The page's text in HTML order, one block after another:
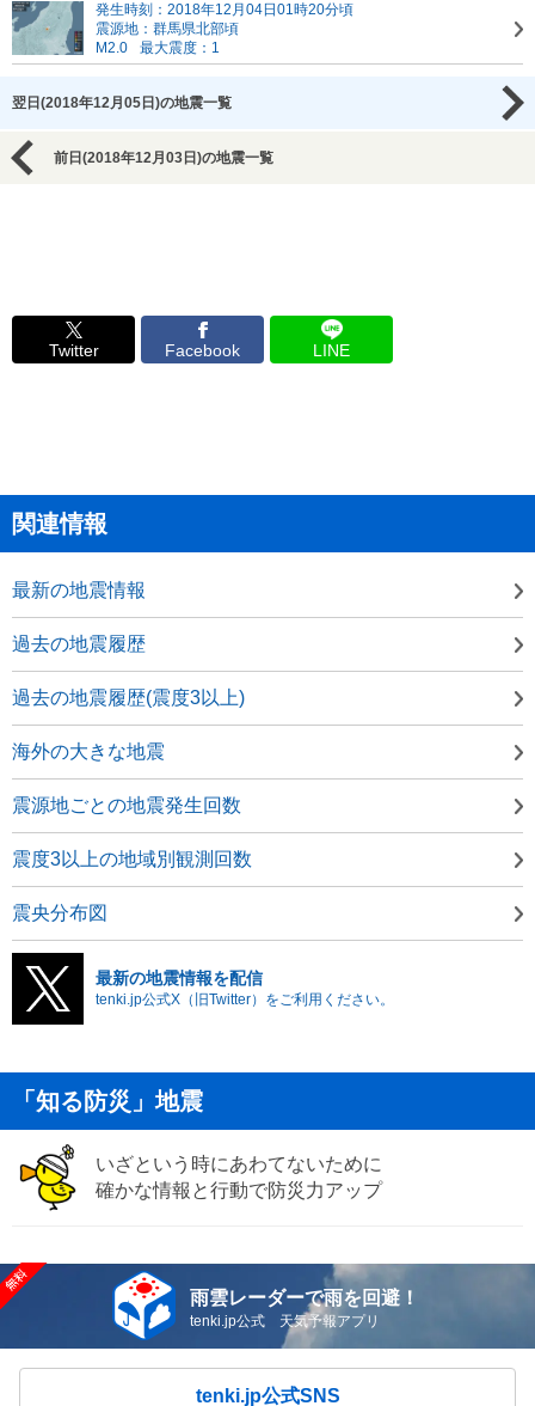
発生時刻：2018年12月04日01時20分頃
震源地：群馬県北部頃
M2.0
最大震度：1
翌日(2018年12月05日)の地震一覧
前日(2018年12月03日)の地震一覧
Twitter Facebook LINE
関連情報
最新の地震情報
過去の地震履歴
過去の地震履歴(震度3以上)
海外の大きな地震
震源地ごとの地震発生回数
震度3以上の地域別観測回数
震央分布図
最新の地震情報を配信
tenki.jp公式X（旧Twitter）をご利用ください。
「知る防災」地震
いざという時にあわてないために
確かな情報と行動で防災力アップ
雨雲レーダーで雨を回避！
tenki.jp公式 天気予報アプリ
tenki.jp公式SNS